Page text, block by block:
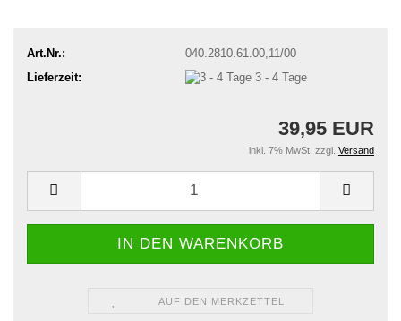
Art.Nr.:
040.2810.61.00,11/00
Lieferzeit:
3 - 4 Tage
39,95 EUR
inkl. 7% MwSt. zzgl. Versand
AUF DEN MERKZETTEL